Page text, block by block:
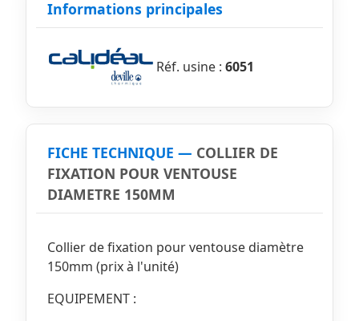
Informations principales
Réf. usine : 6051
FICHE TECHNIQUE — COLLIER DE
FIXATION POUR VENTOUSE
DIAMETRE 150MM
Collier de fixation pour ventouse diamètre
150mm (prix à l'unité)
EQUIPEMENT :